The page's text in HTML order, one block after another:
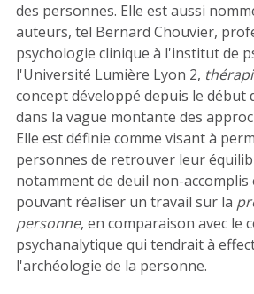
des personnes. Elle est aussi
auteurs, tel Bernard Chouvier,
psychologie clinique à l'institut de
l'Université Lumière Lyon 2,
concept développé depuis le début
dans la vague montante des
Elle est définie comme visant à
personnes de retrouver leur
notamment de deuil non-
pouvant réaliser un travail sur la
personne, en comparaison avec le
psychanalytique qui tendrait à
l'archéologie de la personne.